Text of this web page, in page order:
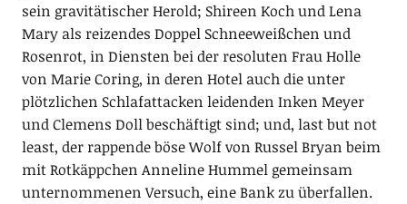
sein gravitätischer Herold; Shireen Koch und Lena
Mary als reizendes Doppel Schneeweißchen und
Rosenrot, in Diensten bei der resoluten Frau Holle
von Marie Coring, in deren Hotel auch die unter
plötzlichen Schlafattacken leidenden Inken Meyer
und Clemens Doll beschäftigt sind; und, last but not
least, der rappende böse Wolf von Russel Bryan beim
mit Rotkäppchen Anneline Hummel gemeinsam
unternommenen Versuch, eine Bank zu überfallen.